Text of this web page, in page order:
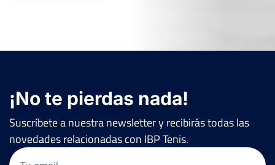
¡No te pierdas nada!
Suscríbete a nuestra newsletter y recibirás todas las
novedades relacionadas con IBP Tenis.
Email